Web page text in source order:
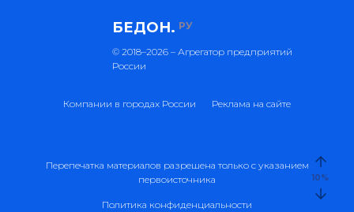
10%
БЕДОН. РУ
© 2018–2026 – Агрегатор предприятий
России
Компании в городах России Реклама на сайте
Перепечатка материалов разрешена только с указанием
первоисточника
Политика конфиденциальности